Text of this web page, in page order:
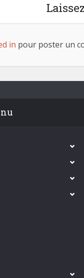
in pour poster un